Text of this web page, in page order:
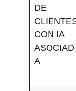
DE
CON IA
ASOCIAD
A